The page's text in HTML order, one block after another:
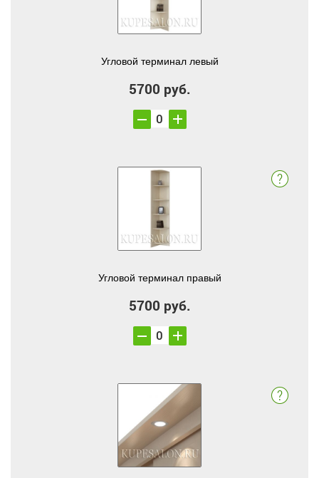
Угловой терминал левый
5700 руб.
Угловой терминал правый
5700 руб.